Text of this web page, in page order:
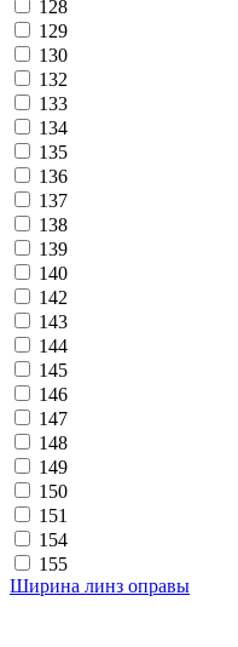
128
129
130
132
133
134
135
136
137
138
139
140
142
143
144
145
146
147
148
149
150
151
154
155
Ширина линз оправы